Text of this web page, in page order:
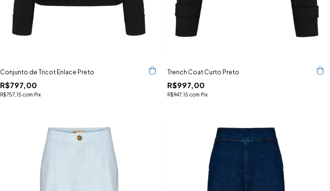
Conjunto de Tricot Enlace Preto
R$797,00
R$757,15 com Pix
Trench Coat Curto Preto
R$997,00
R$947,15com Pix